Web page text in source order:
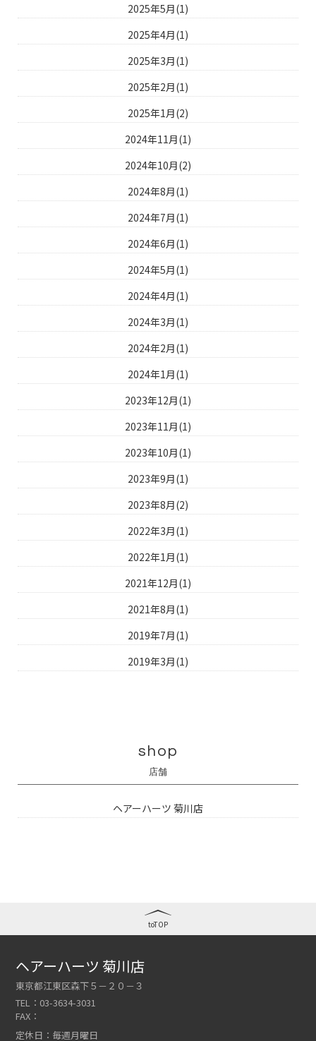
2025年5月(1)
2025年4月(1)
2025年3月(1)
2025年2月(1)
2025年1月(2)
2024年11月(1)
2024年10月(2)
2024年8月(1)
2024年7月(1)
2024年6月(1)
2024年5月(1)
2024年4月(1)
2024年3月(1)
2024年2月(1)
2024年1月(1)
2023年12月(1)
2023年11月(1)
2023年10月(1)
2023年9月(1)
2023年8月(2)
2022年3月(1)
2022年1月(1)
2021年12月(1)
2021年8月(1)
2019年7月(1)
2019年3月(1)
shop
店舗
ヘアーハーツ 菊川店
toTOP
ヘアーハーツ 菊川店
東京都江東区森下５－２０－３
TEL： 03-3634-3031
FAX：
定休日： 毎週月曜日